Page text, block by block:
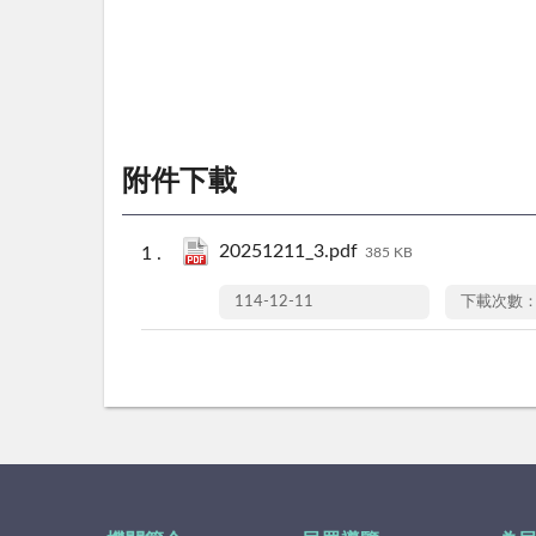
附件下載
20251211_3.pdf 385 KB
114-12-11 下載次數